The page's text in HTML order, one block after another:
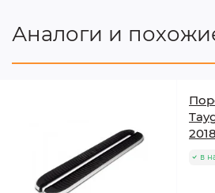
Аналоги и
2018
в